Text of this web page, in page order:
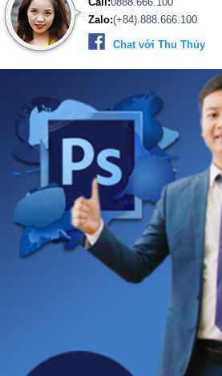
Zalo:(+84).888.666.100
Chat với Thu Thủy